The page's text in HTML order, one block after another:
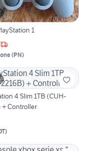
1
(PN)
4 Slim 1TB (CUH-
+ Controller
)